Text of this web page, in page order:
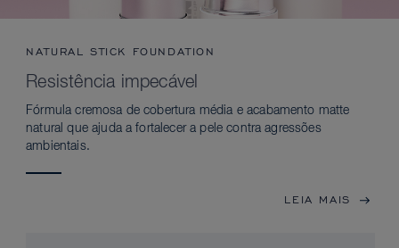
NATURAL STICK FOUNDATION
Resistência impecável
Fórmula cremosa de cobertura média e acabamento matte
natural que ajuda a fortalecer a pele contra agressões
ambientais.
LEIA MAIS